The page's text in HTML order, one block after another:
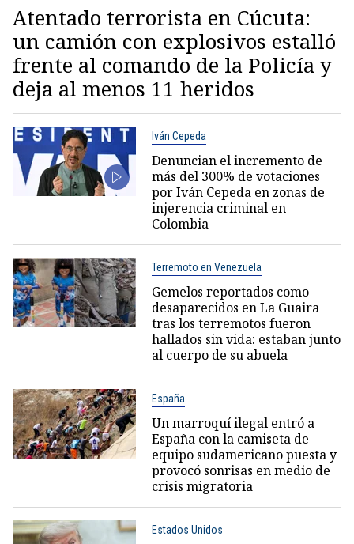
Atentado terrorista en Cúcuta:
un camión con explosivos estalló
frente al comando de la Policía y
deja al menos 11 heridos
Iván Cepeda
Denuncian el incremento de
más del 300% de votaciones
por Iván Cepeda en zonas de
injerencia criminal en
Colombia
Terremoto en Venezuela
Gemelos reportados como
desaparecidos en La Guaira
tras los terremotos fueron
hallados sin vida: estaban junto
al cuerpo de su abuela
España
Un marroquí ilegal entró a
España con la camiseta de
equipo sudamericano puesta y
provocó sonrisas en medio de
crisis migratoria
Estados Unidos